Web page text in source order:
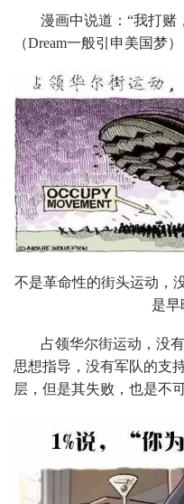
漫画中说道：“我打
（Dream一般引申美国梦）
不是革命性的街头运动，
是早
占领华尔街运动，没
思想指导，没有军队的支
层，但是其失败，也是不